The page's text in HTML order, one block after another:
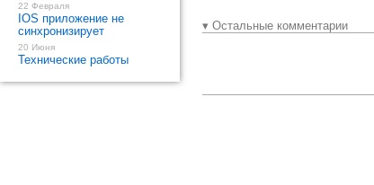
▾ Остальные комментарии
22 Февраля
IOS приложение не
синхронизирует
20 Июня
Технические работы